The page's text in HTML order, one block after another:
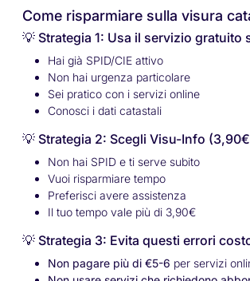
Come risparmiare sulla visura
💡 Strategia 1: Usa il servizio gratuito
Hai già SPID/CIE attivo
Non hai urgenza particolare
Sei pratico con i servizi online
Conosci i dati catastali
💡 Strategia 2: Scegli Visu-Info
Non hai SPID e ti serve subito
Vuoi risparmiare tempo
Preferisci avere assistenza
Il tuo tempo vale più di 3,90€
💡 Strategia 3: Evita questi errori
Non pagare più di €5-6 per servizi